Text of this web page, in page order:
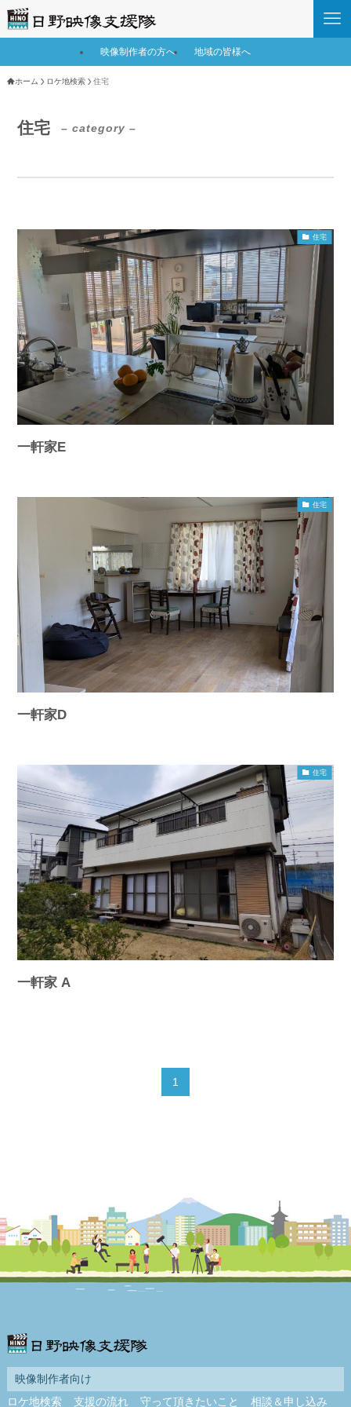
映像制作者の方へ 地域の皆様へ
ホーム ロケ地検索 住宅
住宅 – category –
住宅
一軒家E
住宅
一軒家D
住宅
一軒家 A
1
映像制作者向け
ロケ地検索
支援の流れ 守って頂きたいこと 相談＆申し込み